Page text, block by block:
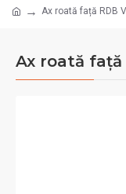
Ax roată față RDB
Ax roată față